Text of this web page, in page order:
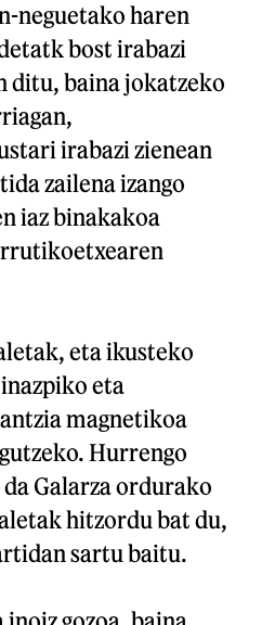
neguetako haren
bost irabazi
ditu, baina jokatzeko
irabazi zienean
zailena izango
iaz binakakoa
eta ikusteko
eta
magnetikoa
Hurrengo
Galarza ordurako
hitzordu bat du,
sartu baitu.